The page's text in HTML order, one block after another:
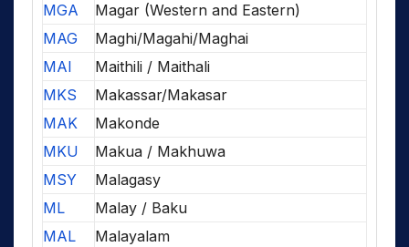
MGA
Magar (Western and Eastern)
MAG
Maghi/Magahi/Maghai
MAI
Maithili / Maithali
MKS
Makassar/Makasar
MAK
Makonde
MKU
Makua / Makhuwa
MSY
Malagasy
ML
Malay / Baku
MAL
Malayalam